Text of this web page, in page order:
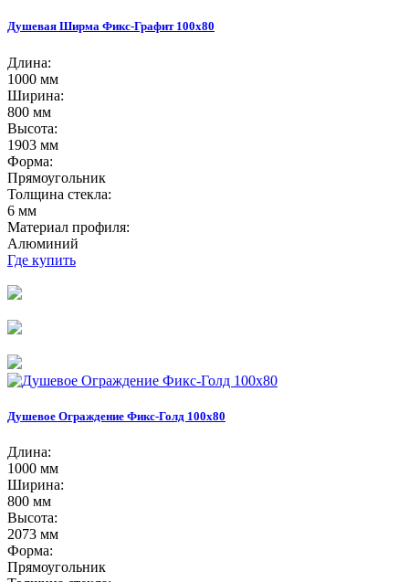
Душевая Ширма Фикс-Графит 100х80
Длина:
1000 мм
Ширина:
800 мм
Высота:
1903 мм
Форма:
Прямоугольник
Толщина стекла:
6 мм
Материал профиля:
Алюминий
Где купить
Душевое Ограждение Фикс-Голд 100х80
Длина:
1000 мм
Ширина:
800 мм
Высота:
2073 мм
Форма:
Прямоугольник